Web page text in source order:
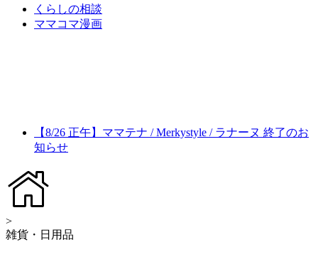
くらしの相談
ママコマ漫画
【8/26 正午】ママテナ / Merkystyle / ラナーヌ 終了のお
知らせ
>
雑貨・日用品